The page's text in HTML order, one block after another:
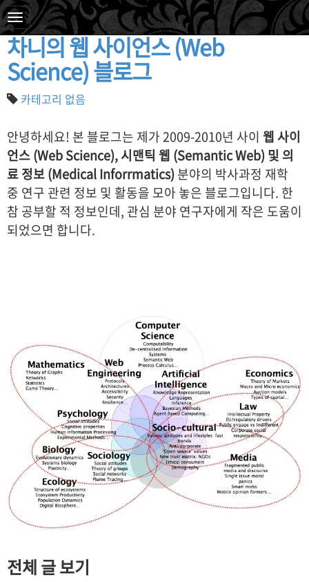
2013. 1. 2. 08:52
차니의 웹 사이언스 (Web
Science) 블로그
카테고리 없음
안녕하세요! 본 블로그는 제가 2009-2010년 사이 웹 사이
언스 (Web Science), 시맨틱 웹 (Semantic Web) 및 의
료 정보 (Medical Inforrmatics)분야의 박사과정 재학
중 연구 관련 정보 및 활동을 모아 놓은 블로그입니다. 한
참 공부할 적 정보인데, 관심 분야 연구자에게 작은 도움이
되었으면 합니다.
전체 글 보기